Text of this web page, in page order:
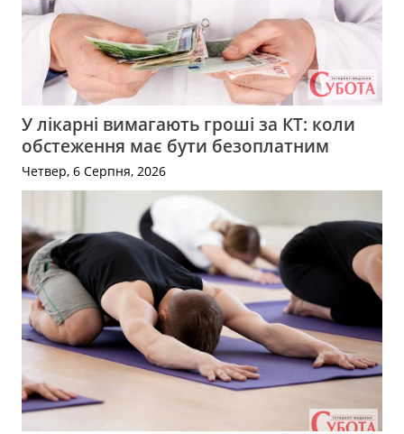
У лікарні вимагають гроші за КТ: коли
обстеження має бути безоплатним
Четвер, 6 Серпня, 2026